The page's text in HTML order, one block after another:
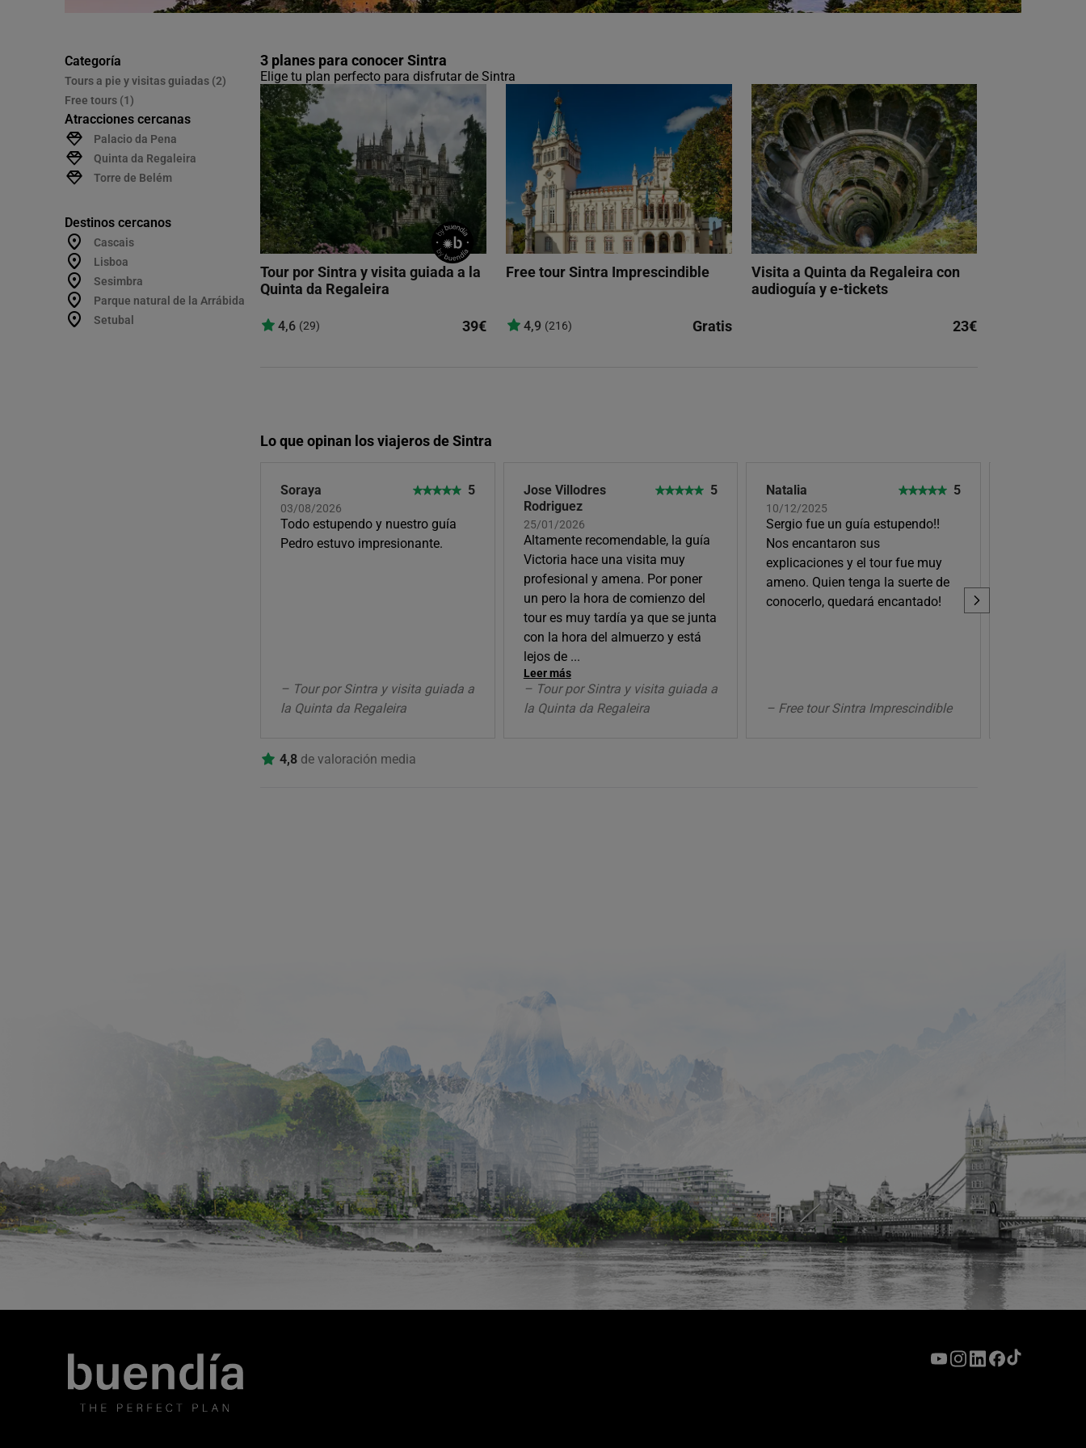
Categoría
Tours a pie y visitas guiadas (2)
Free tours (1)
Atracciones cercanas
Palacio da Pena
Quinta da Regaleira
Torre de Belém
Destinos cercanos
Cascais
Lisboa
Sesimbra
Parque natural de la Arrábida
Setubal
3 planes para conocer Sintra
Elige tu plan perfecto para disfrutar de Sintra
Tour por Sintra y visita guiada a la
Quinta da Regaleira
4,6 (29) 39€
Free tour Sintra Imprescindible
4,9 (216) Gratis
Visita a Quinta da Regaleira con
audioguía y e-tickets
23€
Lo que opinan los viajeros de Sintra
Soraya
03/08/2026
5
Todo estupendo y nuestro guía
Pedro estuvo impresionante.
– Tour por Sintra y visita guiada a
la Quinta da Regaleira
Jose Villodres
Rodriguez
25/01/2026
5
Altamente recomendable, la guía
Victoria hace una visita muy
profesional y amena. Por poner
un pero la hora de comienzo del
tour es muy tardía ya que se junta
con la hora del almuerzo y está
lejos de ...
Leer más
– Tour por Sintra y visita guiada a
la Quinta da Regaleira
Natalia
10/12/2025
5
Sergio fue un guía estupendo!!
Nos encantaron sus
explicaciones y el tour fue muy
ameno. Quien tenga la suerte de
conocerlo, quedará encantado!
– Free tour Sintra Imprescindible
4,8 de valoración media